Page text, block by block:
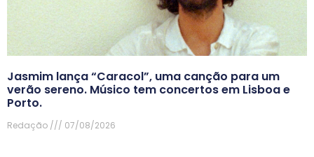
Jasmim lança “Caracol”, uma canção para um
verão sereno. Músico tem concertos em Lisboa e
Porto.
Redação 07/08/2026